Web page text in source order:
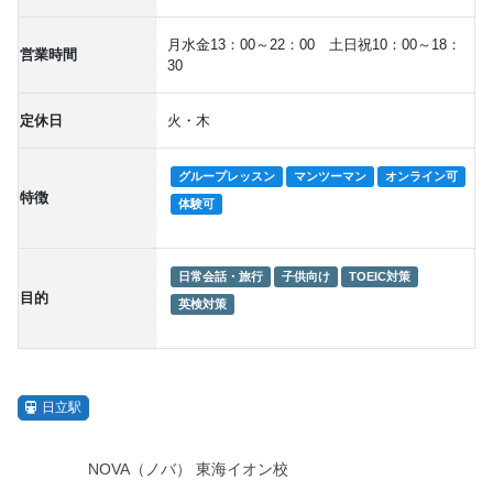
営業時間
月水金13：00～22：00 土日祝10：00～18：
30
定休日 火・木
特徴
グループレッスン マンツーマン オンライン可
体験可
目的
日常会話・旅行 子供向け TOEIC対策
英検対策
日立駅
NOVA（ノバ） 東海イオン校